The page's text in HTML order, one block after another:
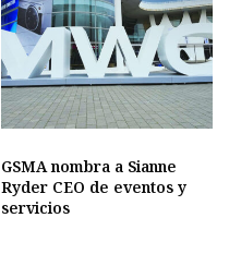
GSMA nombra a Sianne
Ryder CEO de eventos y
servicios